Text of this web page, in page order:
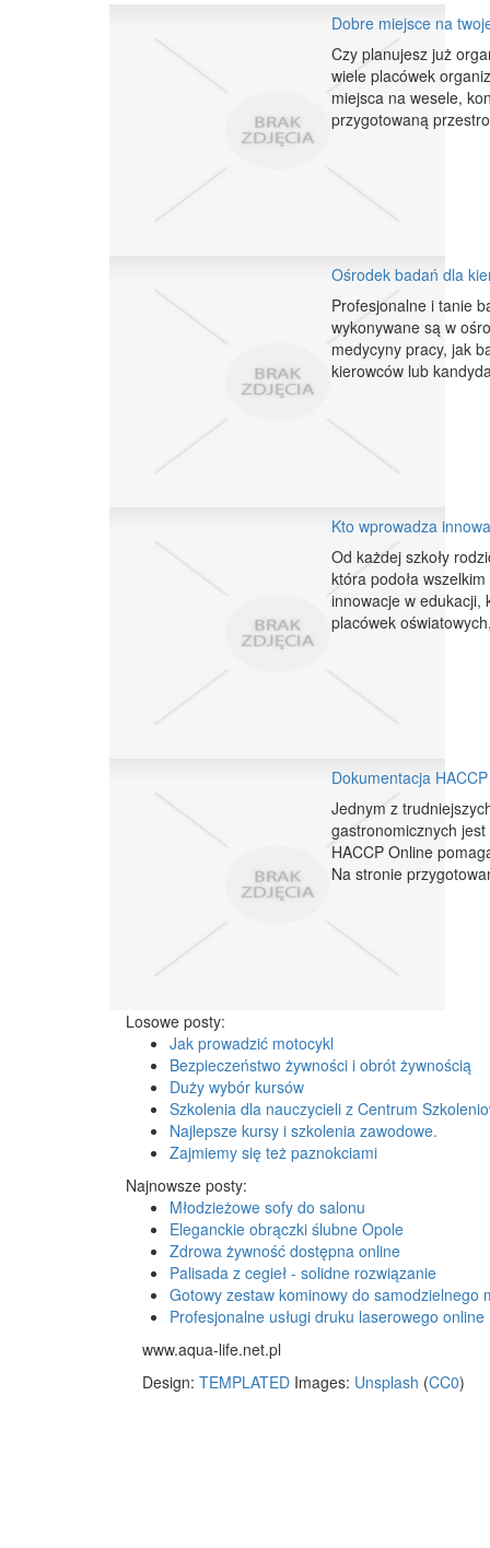
Dobre miejsce na
Czy planujesz już
wiele placówek
miejsca na wesele,
przygotowaną
Ośrodek badań dla
Profesjonalne i tanie
wykonywane są w
medycyny pracy, jak
kierowców lub
Kto wprowadza
Od każdej szkoły
która podoła
innowacje w edukacji,
placówek
Dokumentacja
Jednym z
gastronomicznych
HACCP Online
Na stronie
Losowe posty:
Jak prowadzić motocykl
Bezpieczeństwo żywności i obrót żywnością
Duży wybór kursów
Szkolenia dla nauczycieli z Centrum
Najlepsze kursy i szkolenia zawodowe.
Zajmiemy się też paznokciami
Najnowsze posty:
Młodzieżowe sofy do salonu
Eleganckie obrączki ślubne Opole
Zdrowa żywność dostępna online
Palisada z cegieł - solidne rozwiązanie
Gotowy zestaw kominowy do samodzielnego
Profesjonalne usługi druku laserowego online
www.aqua-life.net.pl
Design: TEMPLATED Images: Unsplash (CC0)